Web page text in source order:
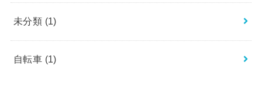
未分類 (1)
自転車 (1)